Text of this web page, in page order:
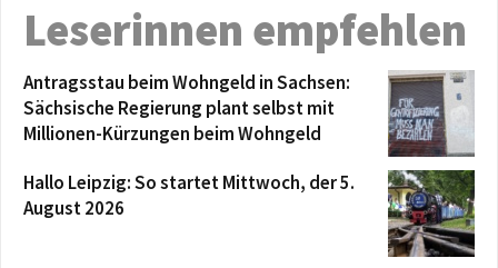
Leserinnen empfehlen
Antragsstau beim Wohngeld in Sachsen:
Sächsische Regierung plant selbst mit
Millionen-Kürzungen beim Wohngeld
Hallo Leipzig: So startet Mittwoch, der 5.
August 2026